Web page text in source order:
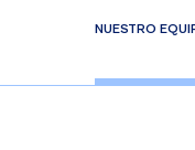
NUESTRO